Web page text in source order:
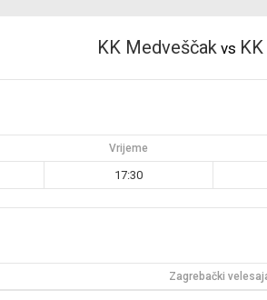
KK Medveščak vs
Vrijeme
17:30
Zagrebački